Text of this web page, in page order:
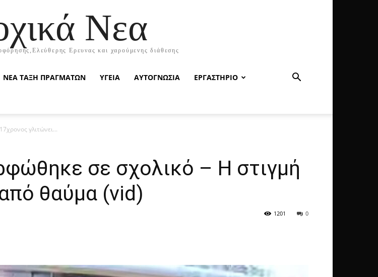
Νεα
Ερευνας και χαρούμενης διάθεσης
ΝΕΑ ΤΑΞΗ ΠΡΑΓΜΑΤΩΝ ΥΓΕΙΑ ΑΥΤΟΓΝΩΣΙΑ ΕΡΓΑΣΤΗΡΙΟ
γλιτώνει...
σε σχολικό – Η στιγμή
θαύμα (vid)
0
1201